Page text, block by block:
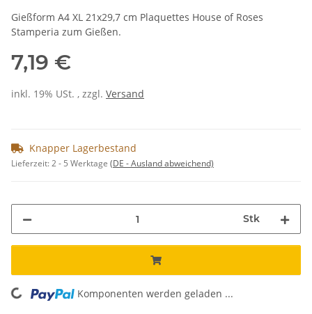
Gießform A4 XL 21x29,7 cm Plaquettes House of Roses
Stamperia zum Gießen.
7,19 €
inkl. 19% USt. , zzgl. Versand
Knapper Lagerbestand
Lieferzeit:2 - 5 Werktage (DE - Ausland abweichend)
Stk
Komponenten werden geladen ...